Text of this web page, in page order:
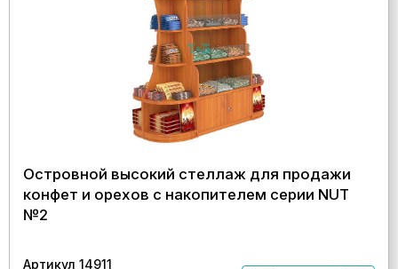
Островной высокий стеллаж для продажи
конфет и орехов с накопителем серии NUT
№2
Артикул 14911